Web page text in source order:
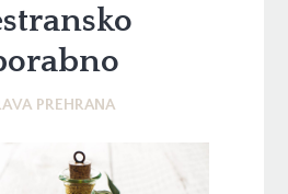
PREHRANA